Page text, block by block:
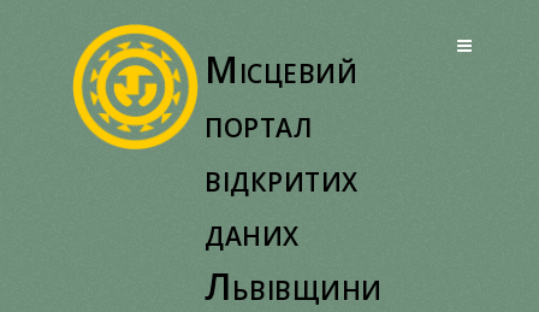
Місцевий
портал
відкритих
даних
Львівщини